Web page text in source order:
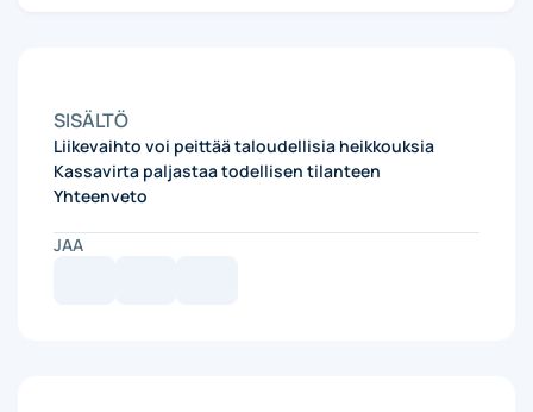
SISÄLTÖ
Liikevaihto voi peittää taloudellisia heikkouksia
Kassavirta paljastaa todellisen tilanteen
Yhteenveto
JAA